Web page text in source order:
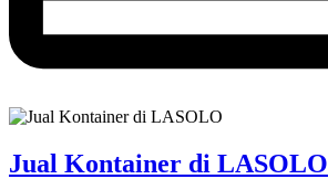
Jual Kontainer di LASOLO